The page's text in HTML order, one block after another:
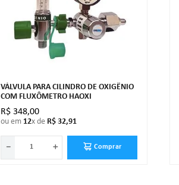
VÁLVULA PARA CILINDRO DE OXIGÊNIO
COM FLUXÔMETRO HAOXI
R$ 348,00
ou em 12x de R$ 32,91
＋
－ Comprar